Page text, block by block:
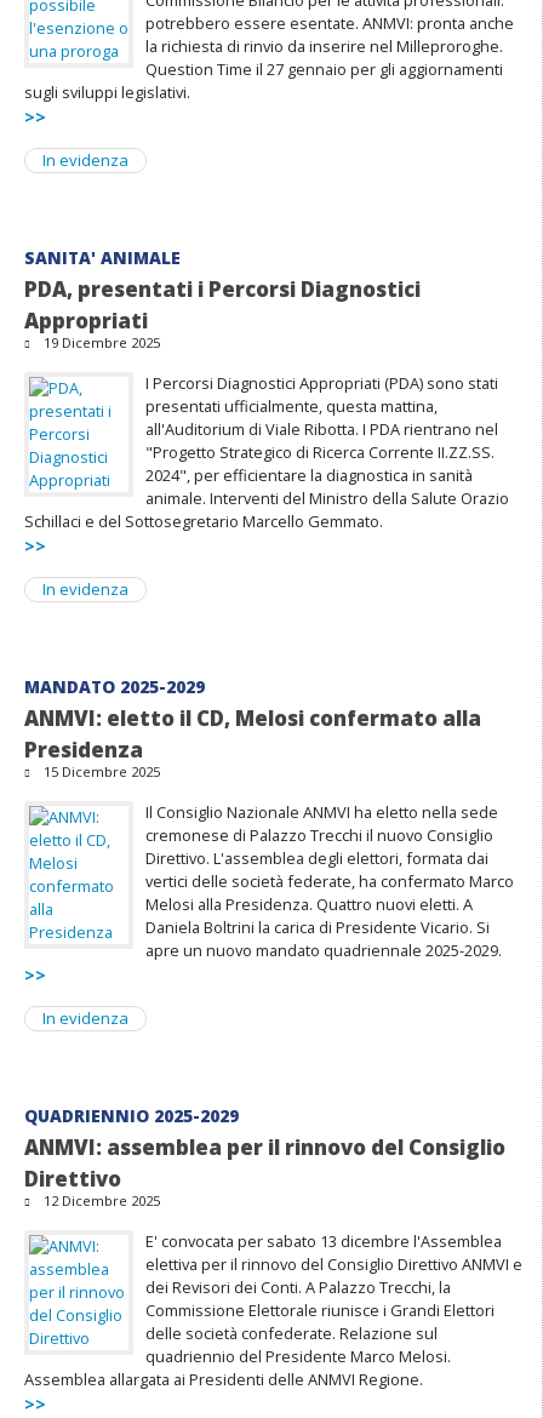
potrebbero essere esentate. ANMVI: pronta anche
la richiesta di rinvio da inserire nel Milleproroghe.
Question Time il 27 gennaio per gli aggiornamenti
sugli sviluppi legislativi.
>>
In evidenza
SANITA' ANIMALE
PDA, presentati i Percorsi Diagnostici
Appropriati
19 Dicembre 2025
I Percorsi Diagnostici Appropriati (PDA) sono stati
presentati ufficialmente, questa mattina,
all'Auditorium di Viale Ribotta. I PDA rientrano nel
"Progetto Strategico di Ricerca Corrente II.ZZ.SS.
2024", per efficientare la diagnostica in sanità
animale. Interventi del Ministro della Salute Orazio
Schillaci e del Sottosegretario Marcello Gemmato.
>>
In evidenza
MANDATO 2025-2029
ANMVI: eletto il CD, Melosi confermato alla
Presidenza
15 Dicembre 2025
Il Consiglio Nazionale ANMVI ha eletto nella sede
cremonese di Palazzo Trecchi il nuovo Consiglio
Direttivo. L'assemblea degli elettori, formata dai
vertici delle società federate, ha confermato Marco
Melosi alla Presidenza. Quattro nuovi eletti. A
Daniela Boltrini la carica di Presidente Vicario. Si
apre un nuovo mandato quadriennale 2025-2029.
>>
In evidenza
QUADRIENNIO 2025-2029
ANMVI: assemblea per il rinnovo del Consiglio
Direttivo
12 Dicembre 2025
E' convocata per sabato 13 dicembre l'Assemblea
elettiva per il rinnovo del Consiglio Direttivo ANMVI e
dei Revisori dei Conti. A Palazzo Trecchi, la
Commissione Elettorale riunisce i Grandi Elettori
delle società confederate. Relazione sul
quadriennio del Presidente Marco Melosi.
Assemblea allargata ai Presidenti delle ANMVI Regione.
>>